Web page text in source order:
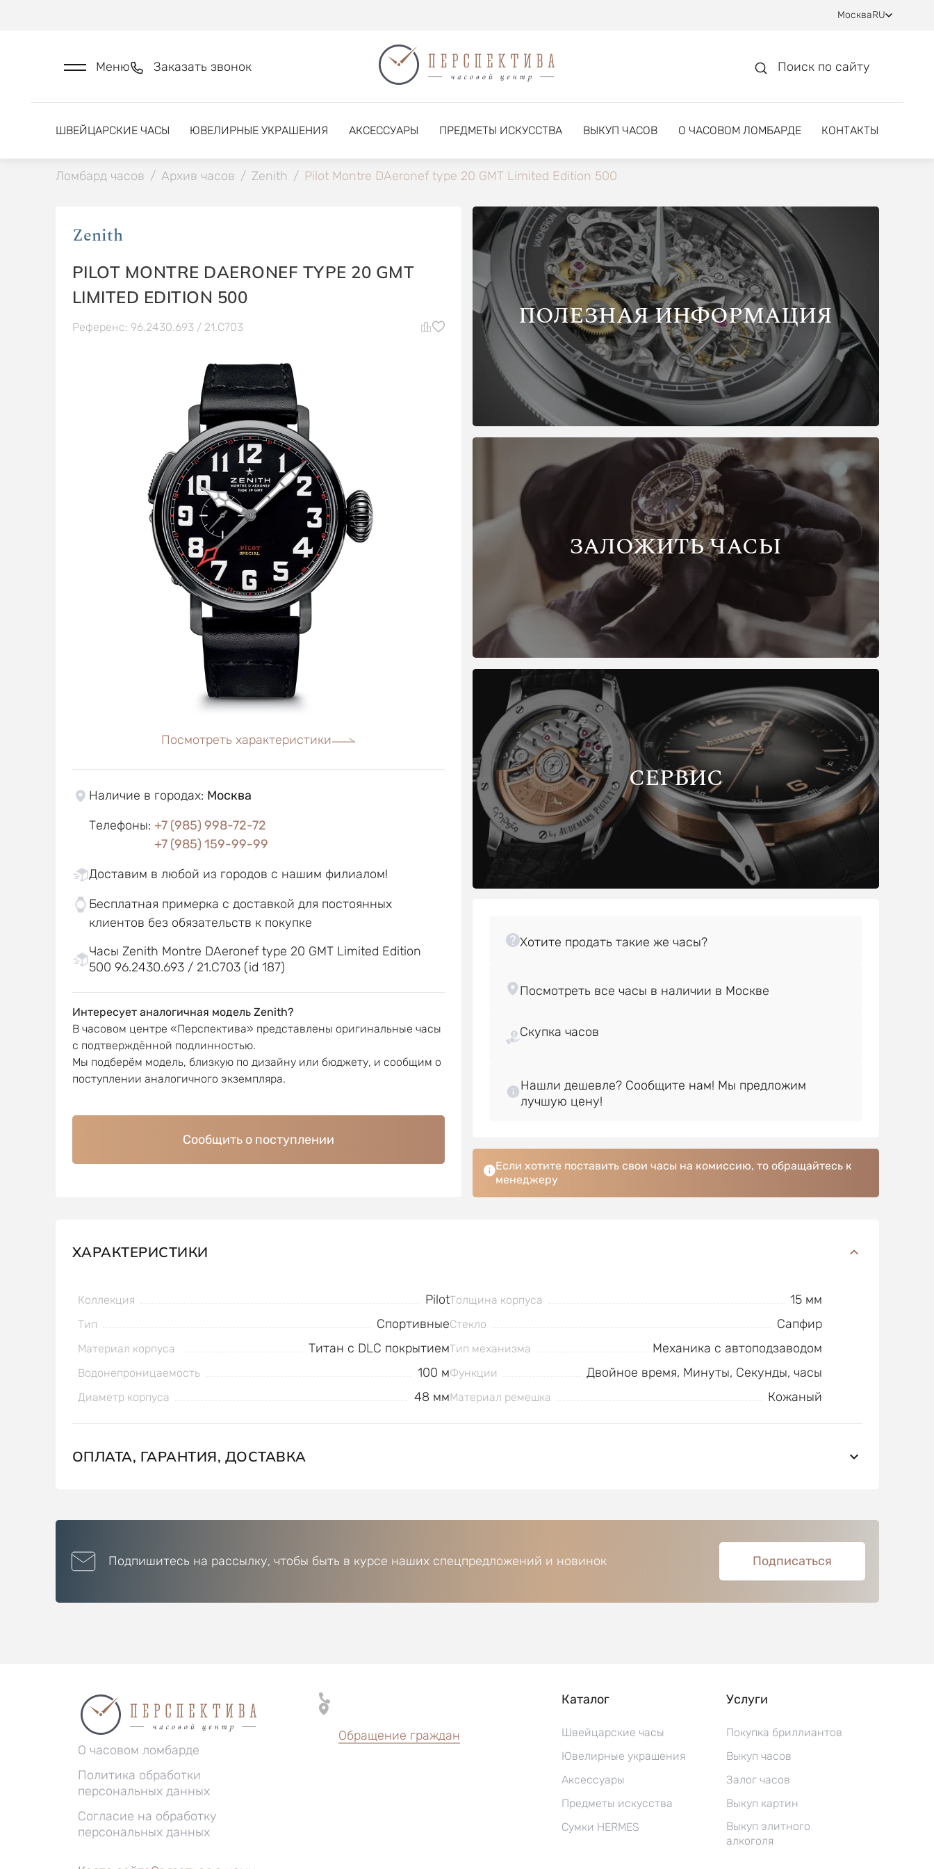
МоскваRU
Меню Заказать звонок Поиск по сайту
ШВЕЙЦАРСКИЕ ЧАСЫ ЮВЕЛИРНЫЕ УКРАШЕНИЯ АКСЕССУАРЫ ПРЕДМЕТЫ ИСКУССТВА ВЫКУП ЧАСОВ О ЧАСОВОМ ЛОМБАРДЕ КОНТАКТЫ
Ломбард часов / Архив часов / Zenith / Pilot Montre DAeronef type 20 GMT Limited Edition 500
Zenith
PILOT MONTRE DAERONEF TYPE 20 GMT
LIMITED EDITION 500
Референс: 96.2430.693 / 21.C703
Посмотреть характеристики
Наличие в городах: Москва
Телефоны: +7 (985) 998-72-72
+7 (985) 159-99-99
Доставим в любой из городов с нашим филиалом!
Бесплатная примерка с доставкой для постоянных
клиентов без обязательств к покупке
Часы Zenith Montre DAeronef type 20 GMT Limited Edition
500 96.2430.693 / 21.C703 (id 187)
Интересует аналогичная модель Zenith?
В часовом центре «Перспектива» представлены оригинальные часы
с подтверждённой подлинностью.
Мы подберём модель, близкую по дизайну или бюджету, и сообщим о
поступлении аналогичного экземпляра.
Сообщить о поступлении
ПОЛЕЗНАЯ ИНФОРМАЦИЯ
ЗАЛОЖИТЬ ЧАСЫ
СЕРВИС
Скупка часов
Нашли дешевле? Сообщите нам! Мы предложим
Если хотите поставить свои часы на комиссию, то обращайтесь к
менеджеру
ХАРАКТЕРИСТИКИ
Коллекция Pilot
Тип Спортивные
Материал корпуса Титан с DLC покрытием
Водонепроницаемость 100 м
Диаметр корпуса 48 мм
Толщина корпуса 15 мм
Стекло Сапфир
Тип механизма Механика с автоподзаводом
Функции Двойное время, Минуты, Секунды, часы
Материал ремешка Кожаный
ОПЛАТА, ГАРАНТИЯ, ДОСТАВКА
Подпишитесь на рассылку, чтобы быть в курсе наших спецпредложений и новинок Подписаться
О часовом ломбарде
Политика обработки
персональных данных
Согласие на обработку
персональных данных
Обращение граждан
Каталог
Швейцарские часы
Ювелирные украшения
Аксессуары
Предметы искусства
Сумки HERMES
Услуги
Покупка бриллиантов
Выкуп часов
Залог часов
Выкуп картин
Выкуп элитного
алкоголя